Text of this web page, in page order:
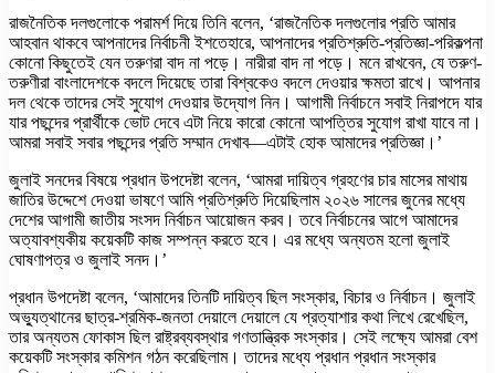
রাজনৈতিক দলগুলোকে পরামর্শ দিয়ে তিনি বলেন, ‘রাজনৈতিক দলগুলোর প্রতি আমার
আহবান থাকবে আপনাদের নির্বাচনী ইশতেহারে, আপনাদের প্রতিশ্রুতি-প্রতিজ্ঞা-পরিকল্পনা
কোনো কিছুতেই যেন তরুণরা বাদ না পড়ে। নারীরা বাদ না পড়ে। মনে রাখবেন, যে তরুণ-
তরুণীরা বাংলাদেশকে বদলে দিয়েছে তারা বিশ্বকেও বদলে দেওয়ার ক্ষমতা রাখে। আপনার
দল থেকে তাদের সেই সুযোগ দেওয়ার উদ্যোগ নিন। আগামী নির্বাচনে সবাই নিরাপদে যার
যার পছন্দের প্রার্থীকে ভোট দেবে এটা নিয়ে কারো কোনো আপত্তির সুযোগ রাখা যাবে না।
আমরা সবাই সবার পছন্দের প্রতি সম্মান দেখাব—এটাই হোক আমাদের প্রতিজ্ঞা।’
জুলাই সনদের বিষয়ে প্রধান উপদেষ্টা বলেন, ‘আমরা দায়িত্ব গ্রহণের চার মাসের মাথায়
জাতির উদ্দেশে দেওয়া ভাষণে আমি প্রতিশ্রুতি দিয়েছিলাম ২০২৬ সালের জুনের মধ্যে
দেশের আগামী জাতীয় সংসদ নির্বাচন আয়োজন করব। তবে নির্বাচনের আগে আমাদের
অত্যাবশ্যকীয় কয়েকটি কাজ সম্পন্ন করতে হবে। এর মধ্যে অন্যতম হলো জুলাই
ঘোষণাপত্র ও জুলাই সনদ।’
প্রধান উপদেষ্টা বলেন, ‘আমাদের তিনটি দায়িত্ব ছিল সংস্কার, বিচার ও নির্বাচন। জুলাই
অভ্যুত্থানের ছাত্র-শ্রমিক-জনতা দেয়ালে দেয়ালে যে প্রত্যাশার কথা লিখে রেখেছিল,
তার অন্যতম ফোকাস ছিল রাষ্ট্রব্যবস্থার গণতান্ত্রিক সংস্কার। সেই লক্ষ্যে আমরা বেশ
কয়েকটি সংস্কার কমিশন গঠন করেছিলাম। তাদের মধ্যে প্রধান প্রধান সংস্কার